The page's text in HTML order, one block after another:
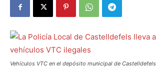
Vehículos VTC en el depósito municipal de Castelldefels